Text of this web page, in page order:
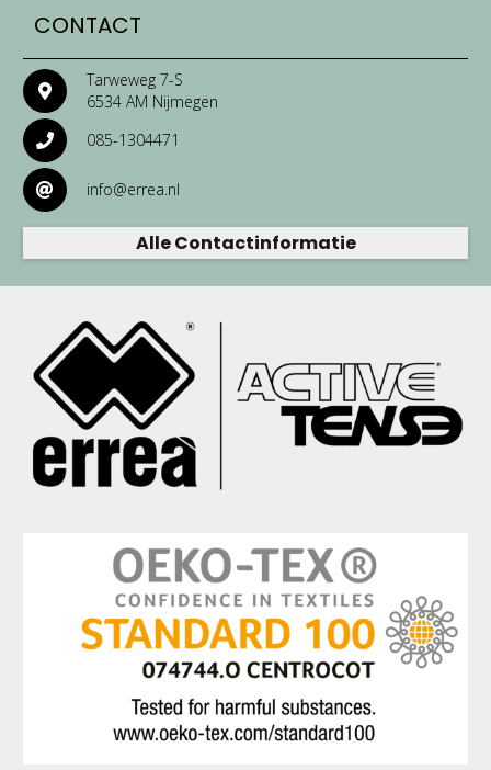
CONTACT
Tarweweg 7-S
6534 AM Nijmegen
085-1304471
info@errea.nl
Alle Contactinformatie